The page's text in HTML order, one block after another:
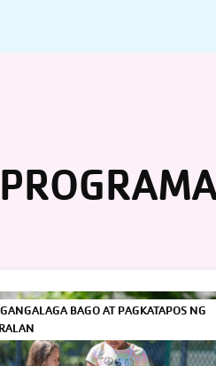
BAGO AT PAGKATAPOS NG